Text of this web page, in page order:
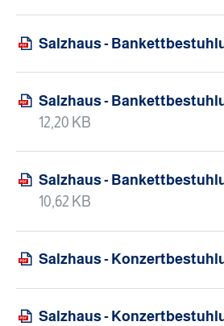
Salzhaus -
Salzhaus -
12,20 KB
Salzhaus -
10,62 KB
Salzhaus -
Salzhaus -